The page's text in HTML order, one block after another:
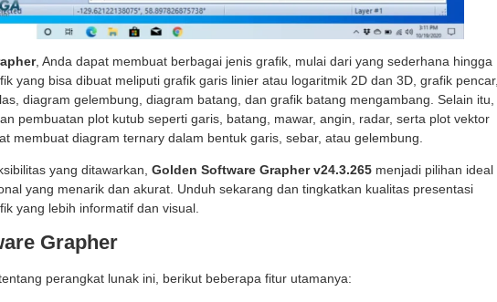
, Anda dapat membuat berbagai jenis grafik, mulai dari yang sederhana hingga
yang bisa dibuat meliputi grafik garis linier atau logaritmik 2D dan 3D, grafik pencar,
diagram gelembung, diagram batang, dan grafik batang mengambang. Selain itu,
pembuatan plot kutub seperti garis, batang, mawar, angin, radar, serta plot vektor
membuat diagram ternary dalam bentuk garis, sebar, atau gelembung.
yang ditawarkan, Golden Software Grapher v24.3.265 menjadi pilihan ideal
yang menarik dan akurat. Unduh sekarang dan tingkatkan kualitas presentasi
yang lebih informatif dan visual.
Grapher
perangkat lunak ini, berikut beberapa fitur utamanya: